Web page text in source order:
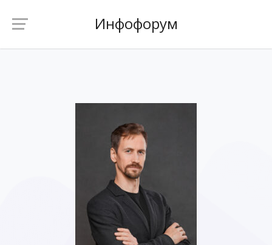
Инфофорум